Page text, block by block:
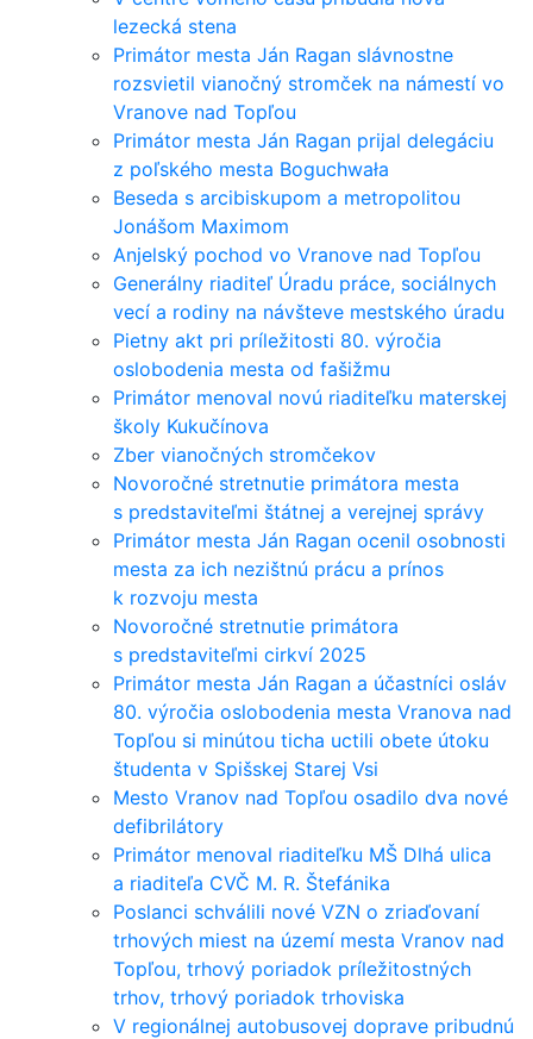
lezecká stena
Primátor mesta Ján Ragan slávnostne
rozsvietil vianočný stromček na námestí vo
Vranove nad Topľou
Primátor mesta Ján Ragan prijal delegáciu
z poľského mesta Boguchwała
Beseda s arcibiskupom a metropolitou
Jonášom Maximom
Anjelský pochod vo Vranove nad Topľou
Generálny riaditeľ Úradu práce, sociálnych
vecí a rodiny na návšteve mestského úradu
Pietny akt pri príležitosti 80. výročia
oslobodenia mesta od fašižmu
Primátor menoval novú riaditeľku materskej
školy Kukučínova
Zber vianočných stromčekov
Novoročné stretnutie primátora mesta
s predstaviteľmi štátnej a verejnej správy
Primátor mesta Ján Ragan ocenil osobnosti
mesta za ich nezištnú prácu a prínos
k rozvoju mesta
Novoročné stretnutie primátora
s predstaviteľmi cirkví 2025
Primátor mesta Ján Ragan a účastníci osláv
80. výročia oslobodenia mesta Vranova nad
Topľou si minútou ticha uctili obete útoku
študenta v Spišskej Starej Vsi
Mesto Vranov nad Topľou osadilo dva nové
defibrilátory
Primátor menoval riaditeľku MŠ Dlhá ulica
a riaditeľa CVČ M. R. Štefánika
Poslanci schválili nové VZN o zriaďovaní
trhových miest na území mesta Vranov nad
Topľou, trhový poriadok príležitostných
trhov, trhový poriadok trhoviska
V regionálnej autobusovej doprave pribudnú